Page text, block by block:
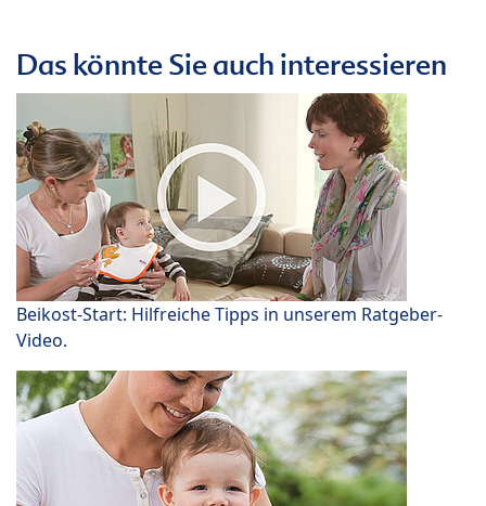
Das könnte Sie auch interessieren
Beikost-Start: Hilfreiche Tipps in unserem Ratgeber-
Video.